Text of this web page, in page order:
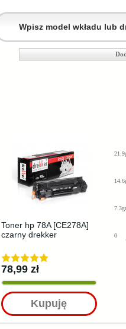
Toner hp 78A [CE278A]
czarny drekker
78,99 zł
Kupuję
7.3gr
0